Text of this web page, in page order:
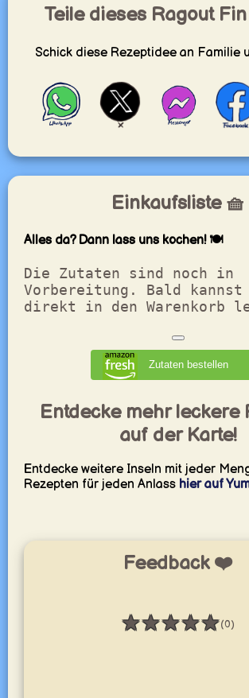
Teile dieses Ragout
Schick diese Rezeptidee an Familie
Einkaufsliste 🧺
Alles da? Dann lass uns kochen! 🍽️
Die Zutaten sind noch in
Vorbereitung. Bald
direkt in den Warenkorb
Zutaten bestellen
Entdecke mehr leckere
auf der Karte!
Entdecke weitere Inseln mit jeder
Rezepten für jeden Anlass hier auf
Feedback ❤️
★★★★★
Bewertung: 0 / 5 (0)